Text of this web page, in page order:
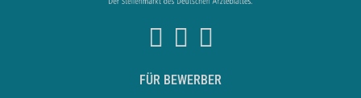
FÜR BEWERBER